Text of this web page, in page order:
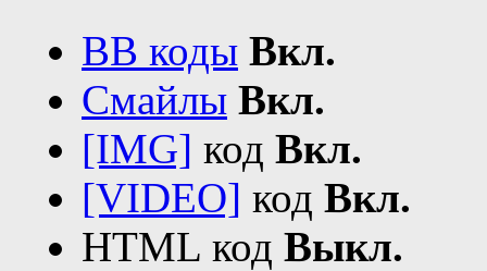
BB коды Вкл.
Смайлы Вкл.
[IMG] код Вкл.
[VIDEO] код Вкл.
HTML код Выкл.